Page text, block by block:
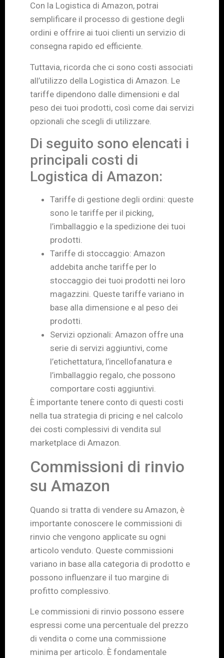
Con la Logistica di Amazon, potrai
semplificare il processo di gestione degli
ordini e offrire ai tuoi clienti un servizio di
consegna rapido ed efficiente.
Tuttavia, ricorda che ci sono costi associati
all’utilizzo della Logistica di Amazon. Le
tariffe dipendono dalle dimensioni e dal
peso dei tuoi prodotti, così come dai servizi
opzionali che scegli di utilizzare.
Di seguito sono elencati i
principali costi di
Logistica di Amazon:
Tariffe di gestione degli ordini: queste
sono le tariffe per il picking,
l’imballaggio e la spedizione dei tuoi
prodotti.
Tariffe di stoccaggio: Amazon
addebita anche tariffe per lo
stoccaggio dei tuoi prodotti nei loro
magazzini. Queste tariffe variano in
base alla dimensione e al peso dei
prodotti.
Servizi opzionali: Amazon offre una
serie di servizi aggiuntivi, come
l’etichettatura, l’incellofanatura e
l’imballaggio regalo, che possono
comportare costi aggiuntivi.
È importante tenere conto di questi costi
nella tua strategia di pricing e nel calcolo
dei costi complessivi di vendita sul
marketplace di Amazon.
Commissioni di rinvio
su Amazon
Quando si tratta di vendere su Amazon, è
importante conoscere le commissioni di
rinvio che vengono applicate su ogni
articolo venduto. Queste commissioni
variano in base alla categoria di prodotto e
possono influenzare il tuo margine di
profitto complessivo.
Le commissioni di rinvio possono essere
espressi come una percentuale del prezzo
di vendita o come una commissione
minima per articolo. È fondamentale